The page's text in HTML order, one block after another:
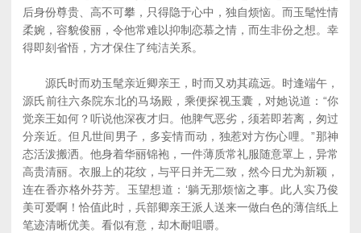
后身份尊贵、高不可攀，只得隐于心中，独自烦恼。而玉髦性情
柔婉，容貌俊丽，令他常难以抑制恋慕之情，而生非份之想。幸
得即刻省悟，方才保住了纯洁关系。
源氏时而劝玉髦亲近卿亲王，时而又劝其疏远。时逢端午，
源氏前往六条院东北的马场殿，乘便探视玉囊，对她说道：“你
觉亲王如何？听说他深夜才归。他脾气恶劣，须若即若离，匆过
分亲近。但凡世间男子，多妄情而动，独惹对方伤心哩。”那神
态活泼搬洒。他身着华丽锦袍，一件薄质常礼服随意罩上，异常
高贵清丽。衣服上的花纹，与平日并无二致，然今日尤为新颖，
连在香亦格外芬芳。玉望想道：‘躺无那烦恼之事。此人实乃俊
美可爱啊！恰值此时，兵部卿亲王派人送来一做白色的薄信纸上
笔迹清晰优美。看似有意，却木耐咀嚼。